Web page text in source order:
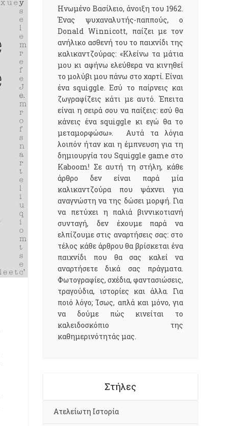
Ηνωμένο Βασίλειο, άνοιξη του 1962.
Ένας ψυχαναλυτής-παππούς, ο
Donald Winnicott, παίζει με τον
ανήλικο ασθενή του το παιχνίδι της
καλικαντζούρας: «Κλείνω τα μάτια
μου κι αφήνω ελεύθερα να κινηθεί
το μολύβι μου πάνω στο χαρτί. Είναι
ένα squiggle. Εσύ το παίρνεις και
ζωγραφίζεις κάτι με αυτό. Έπειτα
είναι η σειρά σου να παίξεις: εσύ θα
κάνεις ένα squiggle κι εγώ θα το
μεταμορφώσω». Αυτά τα λόγια
λοιπόν ήταν και η έμπνευση για τη
δημιουργία του Squiggle game στο
Kaboom! Σε αυτή τη στήλη, κάθε
άρθρο δεν είναι παρά μία
καλικαντζούρα που ψάχνει για
αναγνώστη να της δώσει μορφή. Για
να πετύχει η παλιά βιννικοτιανή
συνταγή, δεν έχουμε παρά να
ελπίζουμε στις αναρτήσεις σας: στο
τέλος κάθε άρθρου θα βρίσκεται ένα
παιχνίδι που θα σας καλεί να
αναρτήσετε δικά σας πράγματα.
Φωτογραφίες, σχέδια, φαντασιώσεις,
τραγούδια, ιστορίες και άλλα. Για
ποιό λόγο; Ίσως, απλά και μόνο, για
να δούμε πώς κινείται το
καλειδοσκόπιο της
καθημερινότητάς μας.
Στήλες
Aτελείωτη Ιστορία